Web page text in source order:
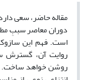
مقاله حاضر، سعی
دوران معاصر سببِ
است. فهم این
روایت آن، گسترش
روشن خواهد ساخت.